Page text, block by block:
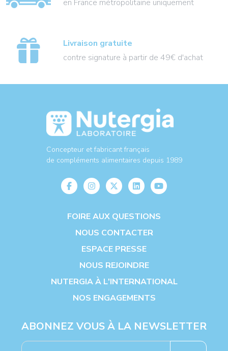
en France métropolitaine uniquement
Livraison gratuite
contre signature à partir de 49€ d'achat
Concepteur et fabricant français
de compléments alimentaires depuis 1989
FOIRE AUX QUESTIONS
NOUS CONTACTER
ESPACE PRESSE
NOUS REJOINDRE
NUTERGIA À L'INTERNATIONAL
NOS ENGAGEMENTS
ABONNEZ VOUS À LA NEWSLETTER